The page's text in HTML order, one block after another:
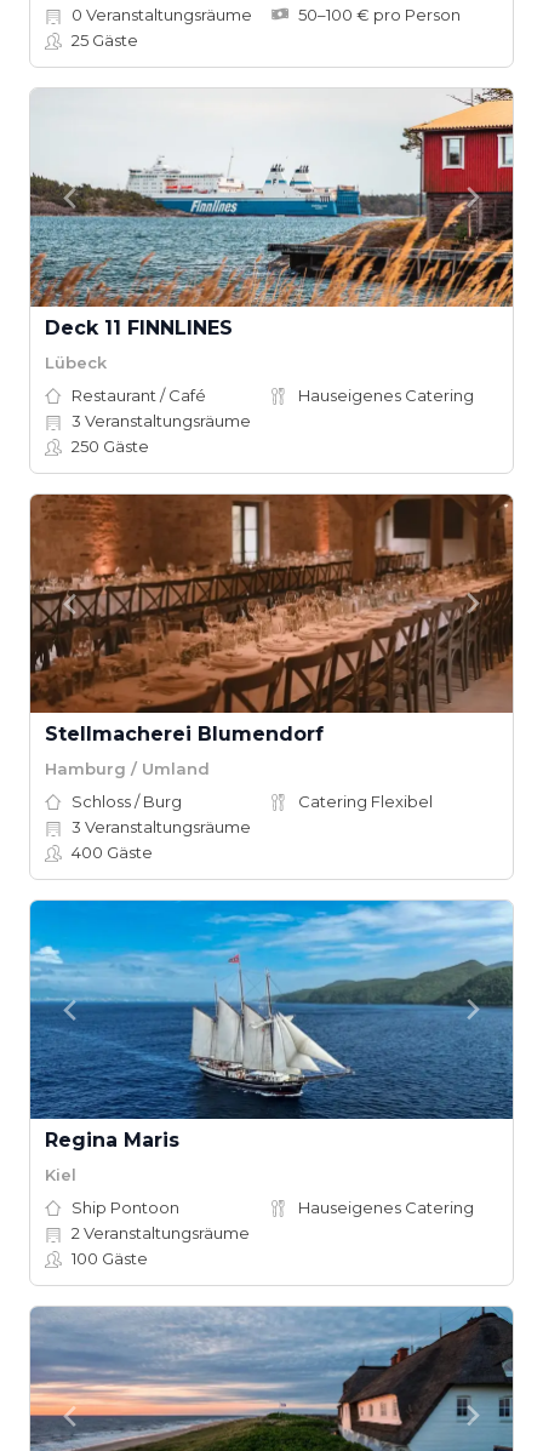
0 Veranstaltungsräume
50–100 € pro Person
25 Gäste
Deck 11 FINNLINES
Lübeck
Restaurant / Café
Hauseigenes Catering
3 Veranstaltungsräume
250 Gäste
Stellmacherei Blumendorf
Hamburg / Umland
Schloss / Burg
Catering Flexibel
3 Veranstaltungsräume
400 Gäste
Regina Maris
Kiel
Ship Pontoon
Hauseigenes Catering
2 Veranstaltungsräume
100 Gäste